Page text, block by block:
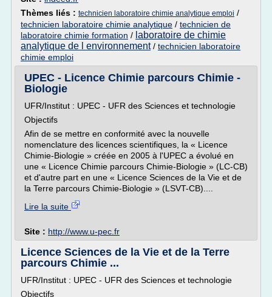
Thèmes liés : technicien laboratoire chimie analytique emploi /
technicien laboratoire chimie analytique / technicien de
laboratoire chimie formation / laboratoire de chimie
analytique de l environnement/ technicien laboratoire
chimie emploi
UPEC - Licence Chimie parcours Chimie -
Biologie
UFR/Institut : UPEC - UFR des Sciences et technologie
Objectifs
Afin de se mettre en conformité avec la nouvelle
nomenclature des licences scientifiques, la « Licence
Chimie-Biologie » créée en 2005 à l'UPEC a évolué en
une « Licence Chimie parcours Chimie-Biologie » (LC-CB)
et d'autre part en une « Licence Sciences de la Vie et de
la Terre parcours Chimie-Biologie » (LSVT-CB)....
Lire la suite
Site : http://www.u-pec.fr
Licence Sciences de la Vie et de la Terre
parcours Chimie ...
UFR/Institut : UPEC - UFR des Sciences et technologie
Objectifs